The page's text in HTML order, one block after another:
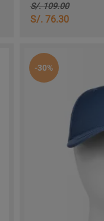
S/. 109.00
S/. 76.30
-30%